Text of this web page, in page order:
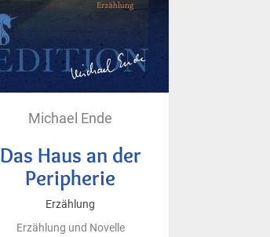
Michael Ende
Das Haus an der
Peripherie
Erzählung
Erzählung und Novelle